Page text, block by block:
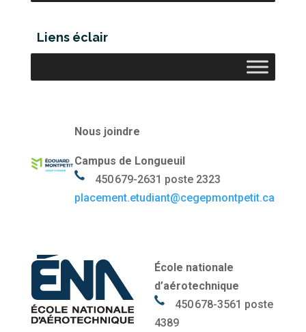
Liens éclair
Nous joindre
Campus de Longueuil
450 679-2631 poste 2323
placement.etudiant@cegepmontpetit.ca
École nationale
d’aérotechnique
450 678-3561 poste
4389